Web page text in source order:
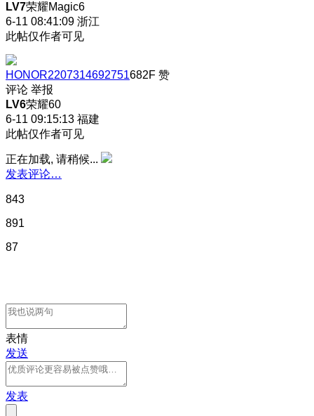
LV7荣耀Magic6
6-11 08:41:09 浙江
此帖仅作者可见
HONOR2207314692751682F 赞
评论 举报
LV6荣耀60
6-11 09:15:13 福建
此帖仅作者可见
正在加载, 请稍候...
发表评论…
843
891
87
表情
发送
发表